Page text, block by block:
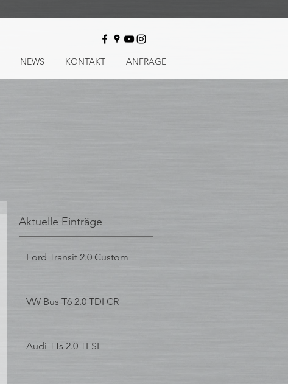
NEWS KONTAKT ANFRAGE
Aktuelle Einträge
Ford Transit 2.0 Custom
VW Bus T6 2.0 TDI CR
Audi TTs 2.0 TFSI